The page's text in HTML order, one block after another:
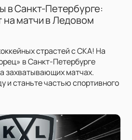
в Санкт-Петербурге:
матчи в Ледовом
страстей с СКА! На
в Санкт-Петербурге
захватывающих матчах.
и станьте частью спортивного